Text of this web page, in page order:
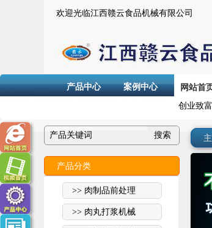
欢迎光临江西赣云食品机械有限公司
产品中心 案例中心 网站首
创业致
产品分类
>> 肉制品前处理
>> 肉丸打浆机械